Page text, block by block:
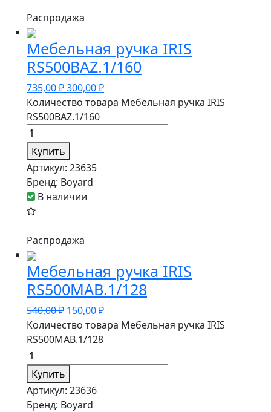
Распродажа
Мебельная ручка IRIS
RS500BAZ.1/160
735,00₽300,00₽
Количество товара Мебельная ручка IRIS
RS500BAZ.1/160
Купить
Артикул: 23635
Бренд: Boyard
В наличии
Распродажа
Мебельная ручка IRIS
RS500MAB.1/128
540,00₽ 150,00₽
Количество товара Мебельная ручка IRIS
RS500MAB.1/128
Купить
Артикул: 23636
Бренд: Boyard